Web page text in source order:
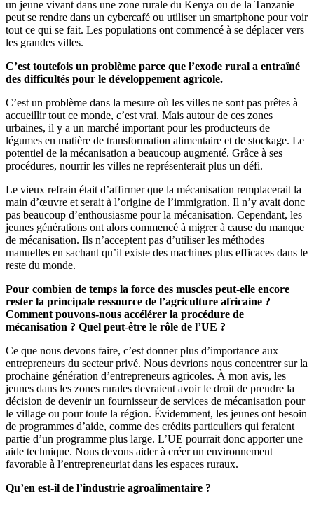
un jeune vivant dans une zone rurale du Kenya ou de la Tanzanie
peut se rendre dans un cybercafé ou utiliser un smartphone pour voir
tout ce qui se fait. Les populations ont commencé à se déplacer vers
les grandes villes.
C’est toutefois un problème parce que l’exode rural a entraîné
des difficultés pour le développement agricole.
C’est un problème dans la mesure où les villes ne sont pas prêtes à
accueillir tout ce monde, c’est vrai. Mais autour de ces zones
urbaines, il y a un marché important pour les producteurs de
légumes en matière de transformation alimentaire et de stockage. Le
potentiel de la mécanisation a beaucoup augmenté. Grâce à ses
procédures, nourrir les villes ne représenterait plus un défi.
Le vieux refrain était d’affirmer que la mécanisation remplacerait la
main d’œuvre et serait à l’origine de l’immigration. Il n’y avait donc
pas beaucoup d’enthousiasme pour la mécanisation. Cependant, les
jeunes générations ont alors commencé à migrer à cause du manque
de mécanisation. Ils n’acceptent pas d’utiliser les méthodes
manuelles en sachant qu’il existe des machines plus efficaces dans le
reste du monde.
Pour combien de temps la force des muscles peut-elle encore
rester la principale ressource de l’agriculture africaine ?
Comment pouvons-nous accélérer la procédure de
mécanisation ? Quel peut-être le rôle de l’UE ?
Ce que nous devons faire, c’est donner plus d’importance aux
entrepreneurs du secteur privé. Nous devrions nous concentrer sur la
prochaine génération d’entrepreneurs agricoles. À mon avis, les
jeunes dans les zones rurales devraient avoir le droit de prendre la
décision de devenir un fournisseur de services de mécanisation pour
le village ou pour toute la région. Évidemment, les jeunes ont besoin
de programmes d’aide, comme des crédits particuliers qui feraient
partie d’un programme plus large. L’UE pourrait donc apporter une
aide technique. Nous devons aider à créer un environnement
favorable à l’entrepreneuriat dans les espaces ruraux.
Qu’en est-il de l’industrie agroalimentaire ?